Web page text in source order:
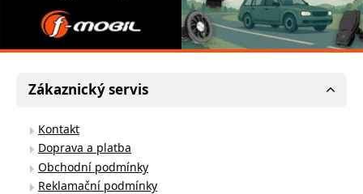
Zákaznický servis
Kontakt
Doprava a platba
Obchodní podmínky
Reklamační podmínky